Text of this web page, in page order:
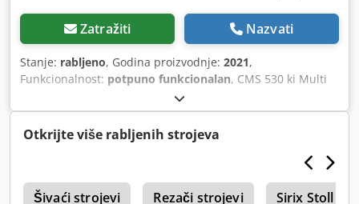
Zatražiti Nazvati
Stanje: rabljeno, Godina proizvodnje: 2021,
Funkcionalnost: potpuno funkcionalan, CMS 530 ki Multi
Gauge-Tip 816 000 E3,5.2 - 3 sustav - 50" - 20 pređa Csdpfx
Anoyaypdsiorf Dostupno 26 jedinica ovog modela
Otkrijte više rabljenih strojeva
Šivaći strojevi Rezači strojevi Sirix Stoll